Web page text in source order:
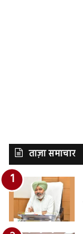
ताज़ा समाचार